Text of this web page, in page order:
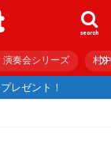
search
演奏会シリーズ 村
レゼント！